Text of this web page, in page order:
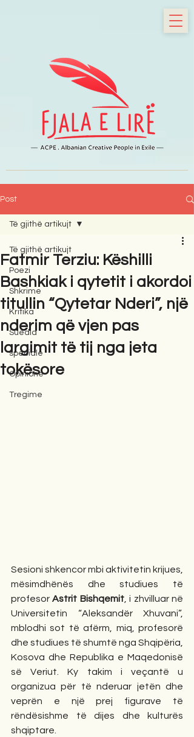
Post
Të gjithë artikujt
Poezi
Shkrime
Kritika
Suedia
speciale
Opinione
Tregime
Të gjithë artikujt
Fatmir Terziu: Këshilli
Bashkiak i qytetit i akordoi
titullin “Qytetar Nderi”, një
nderim që vjen pas
largimit të tij nga jeta
tokësore
Sesioni shkencor mbi aktivitetin krijues,
mësimdhënës dhe studiues të
profesor Astrit Bishqemit, i zhvilluar në
Universitetin “Aleksandër Xhuvani”,
mblodhi sot të afërm, miq, profesorë
dhe studiues të shumtë nga Shqipëria,
Kosova dhe Republika e Maqedonisë
së Veriut. Ky takim i veçantë u
organizua për të nderuar jetën dhe
veprën e një prej figurave të
rëndësishme të dijes dhe kulturës
shqiptare.